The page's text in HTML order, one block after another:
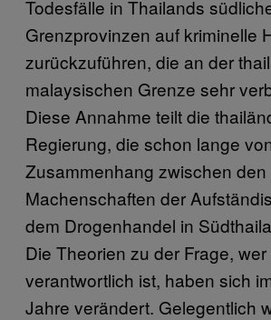
Todesfälle in Thailands
Grenzprovinzen auf kriminelle
zurückzuführen, die an der
malaysischen Grenze sehr
Diese Annahme teilt die
Regierung, die schon lange
Zusammenhang zwischen den
Machenschaften der
dem Drogenhandel in
Die Theorien zu der Frage,
verantwortlich ist, haben sich
Jahre verändert. Gelegentlich